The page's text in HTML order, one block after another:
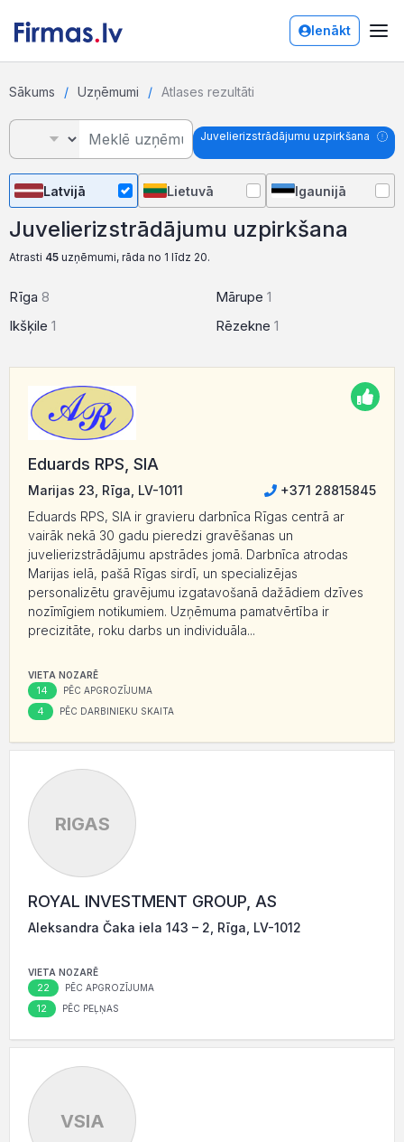
Ienākt
Sākums Uzņēmumi Atlases rezultāti
Juvelierizstrādājumu uzpirkšana
Latvijā Lietuvā Igaunijā
Juvelierizstrādājumu uzpirkšana
Atrasti 45 uzņēmumi, rāda no 1 līdz 20.
Rīga 8
Ikšķile 1
Mārupe 1
Rēzekne 1
Eduards RPS, SIA
Marijas 23, Rīga, LV-1011
+371 28815845
Eduards RPS, SIA ir gravieru darbnīca Rīgas centrā ar
vairāk nekā 30 gadu pieredzi gravēšanas un
juvelierizstrādājumu apstrādes jomā. Darbnīca atrodas
Marijas ielā, pašā Rīgas sirdī, un specializējas
personalizētu gravējumu izgatavošanā dažādiem dzīves
nozīmīgiem notikumiem. Uzņēmuma pamatvērtība ir
precizitāte, roku darbs un individuāla...
VIETA NOZARĒ
14 PĒC APGROZĪJUMA
4 PĒC DARBINIEKU SKAITA
RIGAS
ROYAL INVESTMENT GROUP, AS
Aleksandra Čaka iela 143 – 2, Rīga, LV-1012
VIETA NOZARĒ
22 PĒC APGROZĪJUMA
12 PĒC PEĻŅAS
VSIA